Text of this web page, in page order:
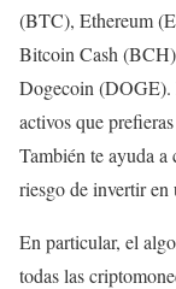
(BTC), Ethereum
Bitcoin Cash
Dogecoin (DOGE).
activos que
También te ayuda a
riesgo de invertir en
En particular, el
todas las